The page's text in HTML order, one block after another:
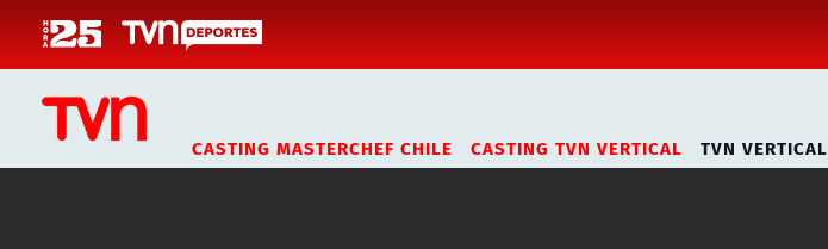
CASTING MASTERCHEF CHILE CASTING TVN VERTICAL TVN VERTICAL